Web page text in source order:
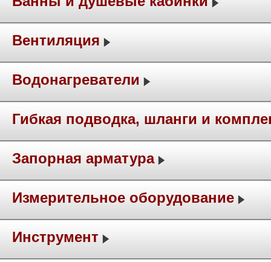
Вентиляция
Водонагреватели
Гибкая подводка, шланги и
Запорная арматура
Измерительное оборудование
Инструмент